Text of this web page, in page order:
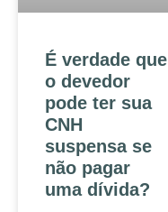
É verdade que
o devedor
pode ter sua
CNH
suspensa se
não pagar
uma dívida?